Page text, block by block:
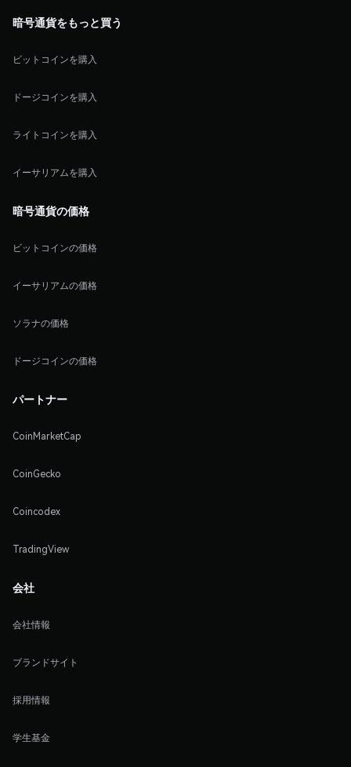
暗号通貨をもっと買う
ビットコインを購入
ドージコインを購入
ライトコインを購入
イーサリアムを購入
暗号通貨の価格
ビットコインの価格
イーサリアムの価格
ソラナの価格
ドージコインの価格
パートナー
CoinMarketCap
CoinGecko
Coincodex
TradingView
会社
会社情報
ブランドサイト
採用情報
学生基金